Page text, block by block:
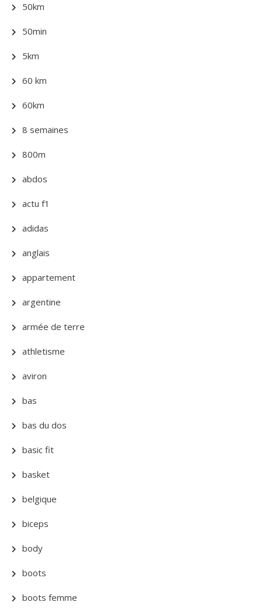
50km
50min
5km
60 km
60km
8 semaines
800m
abdos
actu f1
adidas
anglais
appartement
argentine
armée de terre
athletisme
aviron
bas
bas du dos
basic fit
basket
belgique
biceps
body
boots
boots femme